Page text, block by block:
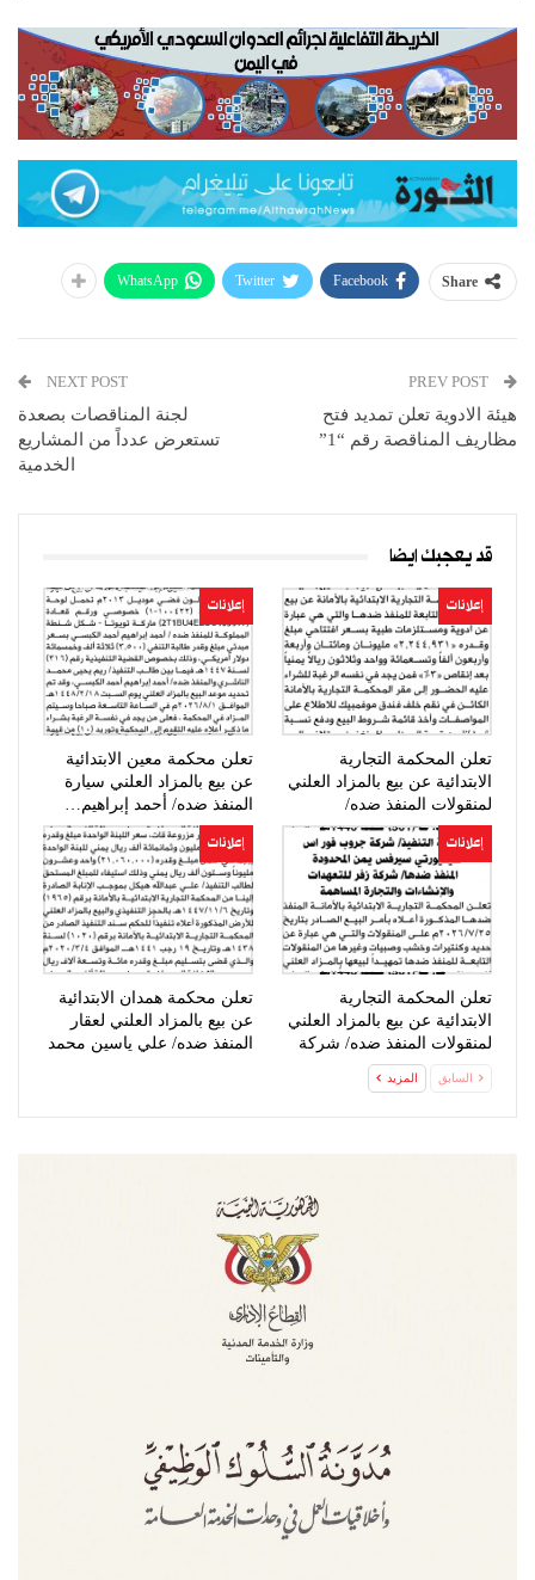
Share
Facebook
Twitter
WhatsApp
هيئة الادوية تعلن تمديد فتح
مظاريف المناقصة رقم “1”
NEXT POST
لجنة المناقصات بصعدة
تستعرض عدداً من المشاريع
الخدمية
قد يعجبك ايضا
إعلانات
تعلن المحكمة التجارية
الابتدائية عن بيع بالمزاد العلني
لمنقولات المنفذ ضده/
صيدلية…
إعلانات
تعلن محكمة معين الابتدائية
عن بيع بالمزاد العلني سيارة
المنفذ ضده/ أحمد إبراهيم…
إعلانات
تعلن المحكمة التجارية
الابتدائية عن بيع بالمزاد العلني
لمنقولات المنفذ ضده/ شركة
إعلانات
تعلن محكمة همدان الابتدائية
عن بيع بالمزاد العلني لعقار
المنفذ ضده/ علي ياسين محمد
السابق المزيد